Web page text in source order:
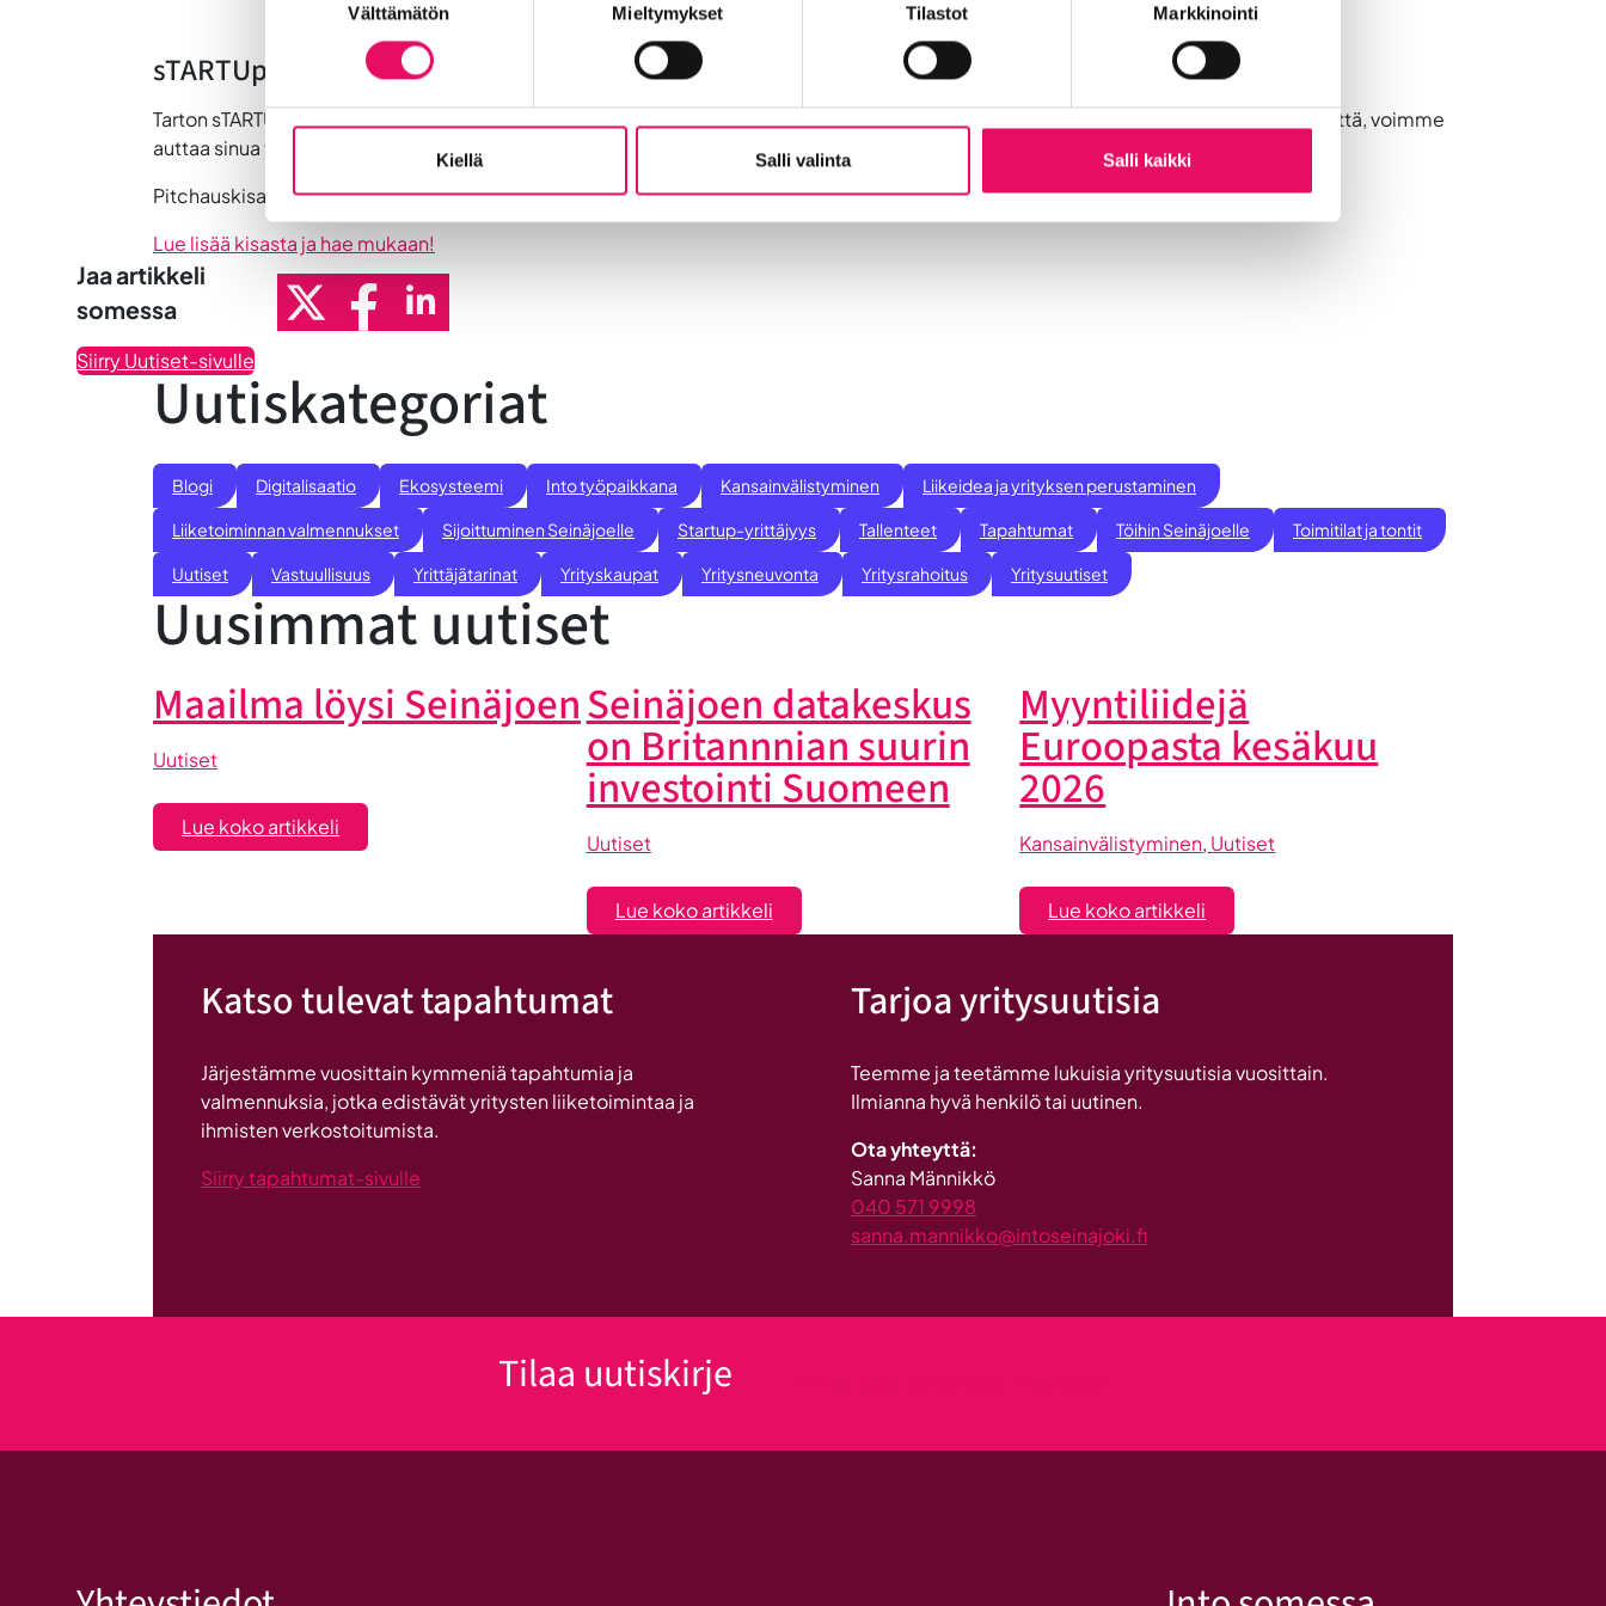
Välttämätön Mieltymykset Tilastot Markkinointi
Kiellä Salli valinta Salli kaikki
sTARTUp Dayn pitchauskisaan kannattaa hakea mukaan!
Tarton sTARTUp Dayn osana järjestetään pitchauskisa, johon on mahdollisuushakea pitchaajaksi 17.12.2024 saakka
. Ota meihin yhteyttä, voimme
auttaa sinua tekemään superhakemuksen.
Pitchauskisassa jatkoon pääseville on luonnollisesti tarjolla sTARTUp Dayn tarjoamia palveluita ja etuja.
Lue lisää kisasta ja hae mukaan!
Jaa artikkeli
somessa
Siirry Uutiset-sivulle
Uutiskategoriat
Blogi Digitalisaatio Ekosysteemi Into työpaikkana Kansainvälistyminen Liikeidea ja yrityksen perustaminen
Liiketoiminnan valmennukset Sijoittuminen Seinäjoelle Startup-yrittäjyys Tallenteet Tapahtumat Töihin Seinäjoelle Toimitilat ja tontit
Uutiset Vastuullisuus Yrittäjätarinat Yrityskaupat Yritysneuvonta Yritysrahoitus Yritysuutiset
Uusimmat uutiset
Maailma löysi Seinäjoen
Uutiset
Lue koko artikkeli
Maailma
Seinäjoen datakeskus
on Britannnian suurin
investointi Suomeen
Uutiset
Lue koko artikkeli:
Seinäjoen
investointi
Suomeen
Myyntiliidejä
Euroopasta kesäkuu
2026
Kansainvälistyminen, Uutiset
Lue koko artikkeli
Myyntiliidejä
Katso tulevat tapahtumat
Järjestämme vuosittain kymmeniä tapahtumia ja
valmennuksia, jotka edistävät yritysten liiketoimintaa ja
ihmisten verkostoitumista.
Siirry tapahtumat-sivulle
Tarjoa yritysuutisia
Teemme ja teetämme lukuisia yritysuutisia vuosittain.
Ilmianna hyvä henkilö tai uutinen.
Ota yhteyttä:
Sanna Männikkö
040 571 9998
sanna.mannikko@intoseinajoki.fi
Tilaa uutiskirje